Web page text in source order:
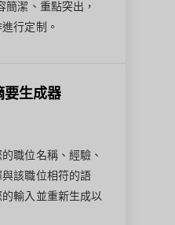
簡潔、重點突出，
行定制。
要生成器
職位名稱、經驗、
該職位相符的語
輸入並重新生成以